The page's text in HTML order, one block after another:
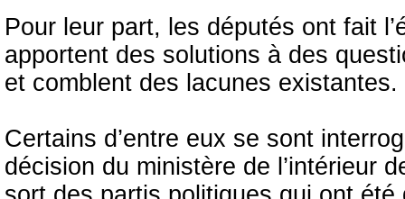
Pour leur part, les députés ont fait
apportent des solutions à des
et comblent des lacunes existantes.
Certains d’entre eux se sont
décision du ministère de l’intérieur